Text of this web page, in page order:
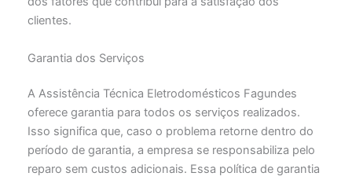
clientes.
Garantia dos Serviços
A Assistência Técnica Eletrodomésticos Fagundes
oferece garantia para todos os serviços realizados.
Isso significa que, caso o problema retorne dentro do
período de garantia, a empresa se responsabiliza pelo
reparo sem custos adicionais. Essa política de garantia